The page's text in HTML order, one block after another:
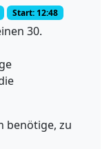
Start: 12:48
30.
benötige, zu